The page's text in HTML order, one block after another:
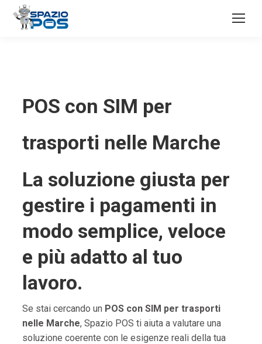
POS con SIM per
trasporti nelle Marche
La soluzione giusta per
gestire i pagamenti in
modo semplice, veloce
e più adatto al tuo
lavoro.
Se stai cercando un POS con SIM per trasporti
nelle Marche, Spazio POS ti aiuta a valutare una
soluzione coerente con le esigenze reali della tua